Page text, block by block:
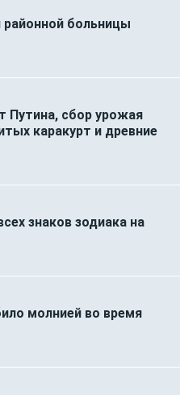
больницы
Путина, сбор урожая
каракурт и древние
знаков зодиака на
молнией во время